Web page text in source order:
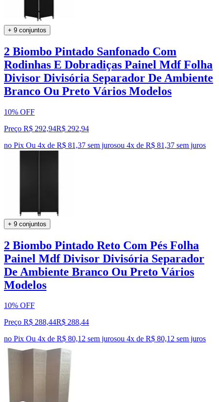
+ 9 conjuntos
2 Biombo Pintado Sanfonado Com
Rodinhas E Dobradiças Painel Mdf Folha
Divisor Divisória Separador De Ambiente
Branco Ou Preto Vários Modelos
10% OFF
Preço R$ 292,94R$ 292,94
no Pix Ou 4x de R$ 81,37 sem jurosou 4x de R$ 81,37 sem juros
+ 9 conjuntos
2 Biombo Pintado Reto Com Pés Folha
Painel Mdf Divisor Divisória Separador
De Ambiente Branco Ou Preto Vários
Modelos
10% OFF
Preço R$ 288,44R$ 288,44
no Pix Ou 4x de R$ 80,12 sem jurosou 4x de R$ 80,12 sem juros